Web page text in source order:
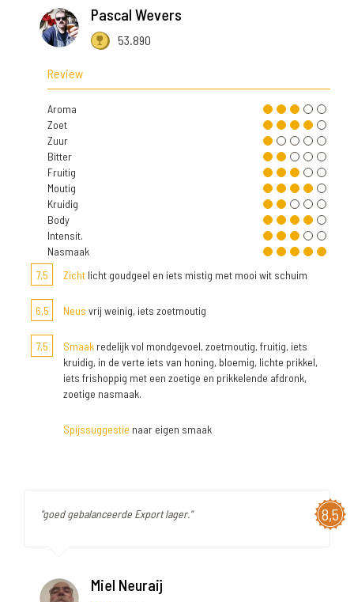
Pascal Wevers
53.890
Review
Aroma
Zoet
Zuur
Bitter
Fruitig
Moutig
Kruidig
Body
Intensit.
Nasmaak
7,5
Zicht licht goudgeel en iets mistig met mooi wit schuim
6,5 Neus vrij weinig, iets zoetmoutig
7,5 Smaak redelijk vol mondgevoel, zoetmoutig, fruitig, iets
kruidig, in de verte iets van honing, bloemig, lichte prikkel,
iets frishoppig met een zoetige en prikkelende afdronk,
zoetige nasmaak.
Spijssuggestie naar eigen smaak
8,5
"goed gebalanceerde Export lager."
Miel Neuraij